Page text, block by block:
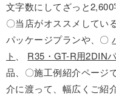
文字数にしてざっと2,600
〇当店がオススメしてい
パッケージプランや、〇
ト 、 R35・GT-R用2DIN
品、〇施工例紹介ページ
介に渡って、幅広くご紹